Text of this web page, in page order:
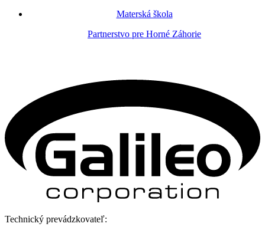
Materská škola
Partnerstvo pre Horné Záhorie
Technický prevádzkovateľ: